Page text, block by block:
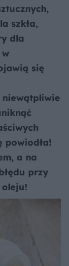
szkła,
dla
się
niewątpliwie
powiodła!
a na
przy